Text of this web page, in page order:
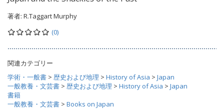
著者: R.Taggart Murphy
(0)
関連カテゴリー
学術・一般書 > 歴史および地理 > History of Asia > Japan
一般教養・文芸書 > 歴史および地理 > History of Asia > Japan
書籍
一般教養・文芸書 > Books on Japan